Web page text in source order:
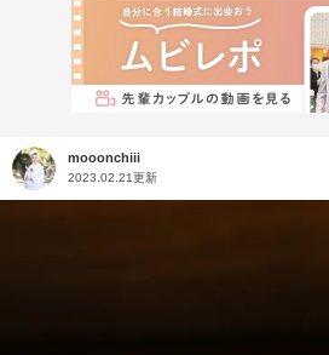
mooonchiii
2023.02.21更新